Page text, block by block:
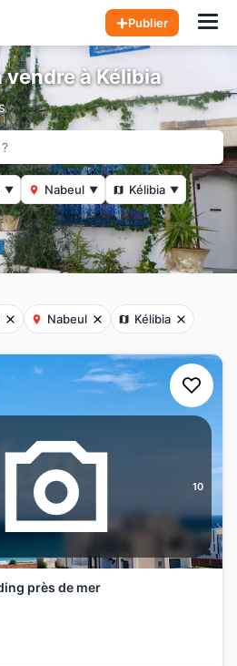
Publier
à Kélibia
▼ Nabeul ▼ Kélibia ▼
Nabeul Kélibia
10
près de mer